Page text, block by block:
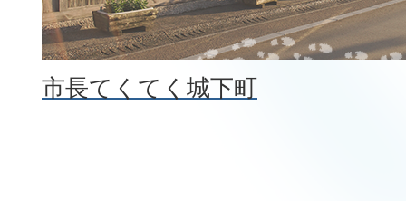
開放について
2026年07月31日
最高裁判決に伴う生活保護費等
市長てくてく城下町